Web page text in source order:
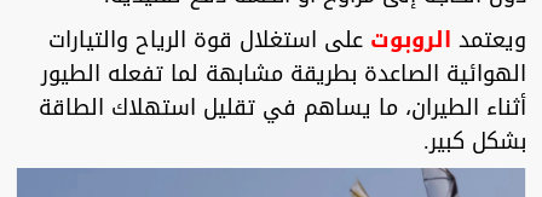
ويعتمد الروبوت على استغلال قوة الرياح والتيارات
الهوائية الصاعدة بطريقة مشابهة لما تفعله الطيور
أثناء الطيران، ما يساهم في تقليل استهلاك الطاقة
بشكل كبير.